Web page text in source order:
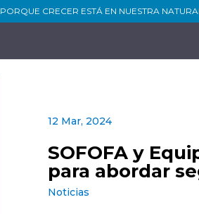
PORQUE CRECER ESTÁ EN NUESTRA
12 Mar, 2024
SOFOFA y
para abordar
Noticias